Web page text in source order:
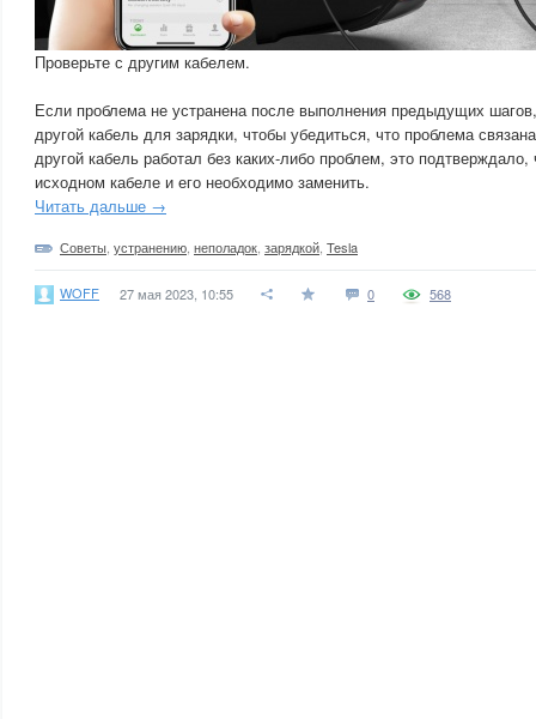
Проверьте с другим кабелем.
Если проблема не устранена после выполнения предыдущих
другой кабель для зарядки, чтобы убедиться, что проблема
другой кабель работал без каких-либо проблем, это
исходном кабеле и его необходимо заменить.
Читать дальше →
Советы устранению неполадок зарядкой Tesla
WOFF 27 мая 2023, 10:55 0 568